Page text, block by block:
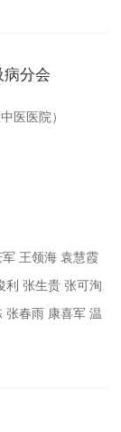
分会
医医院）
王领海 袁慧霞
利 张生贵 张可洵
张春雨 康喜军 温